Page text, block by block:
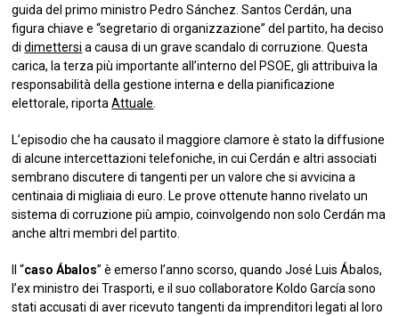
guida del primo ministro Pedro Sánchez. Santos Cerdán, una
figura chiave e “segretario di organizzazione” del partito, ha deciso
didimettersi a causa di un grave scandalo di corruzione. Questa
carica, la terza più importante all’interno del PSOE, gli attribuiva la
responsabilità della gestione interna e della pianificazione
elettorale, riportaAttuale
L’episodio che ha causato il maggiore clamore è stato la diffusione
di alcune intercettazioni telefoniche, in cui Cerdán e altri associati
sembrano discutere di tangenti per un valore che si avvicina a
centinaia di migliaia di euro. Le prove ottenute hanno rivelato un
sistema di corruzione più ampio, coinvolgendo non solo Cerdán ma
anche altri membri del partito.
Il “caso Ábalos” è emerso l’anno scorso, quando José Luis Ábalos,
l’ex ministro dei Trasporti, e il suo collaboratore Koldo García sono
stati accusati di aver ricevuto tangenti da imprenditori legati al loro